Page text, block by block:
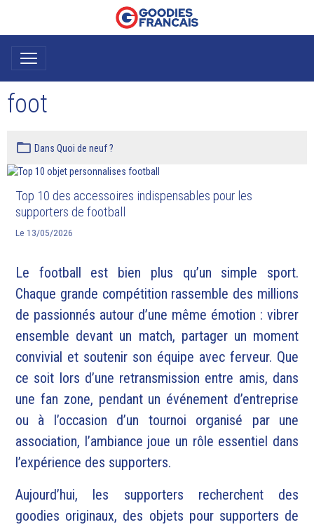
foot
Dans Quoi de neuf ?
Top 10 des accessoires indispensables pour les
supporters de football
Le 13/05/2026
Le football est bien plus qu’un simple sport.
Chaque grande compétition rassemble des millions
de passionnés autour d’une même émotion : vibrer
ensemble devant un match, partager un moment
convivial et soutenir son équipe avec ferveur. Que
ce soit lors d’une retransmission entre amis, dans
une fan zone, pendant un événement d’entreprise
ou à l’occasion d’un tournoi organisé par une
association, l’ambiance joue un rôle essentiel dans
l’expérience des supporters.
Aujourd’hui, les supporters recherchent des
goodies originaux, des objets pour supporters de